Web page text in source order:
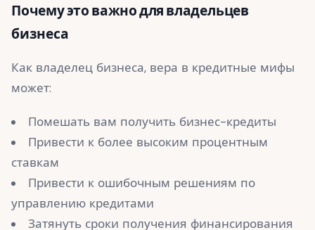
Почему это важно для владельцев
бизнеса
Как владелец бизнеса, вера в кредитные мифы
может:
Помешать вам получить бизнес-кредиты
Привести к более высоким процентным
ставкам
Привести к ошибочным решениям по
управлению кредитами
Затянуть сроки получения финансирования